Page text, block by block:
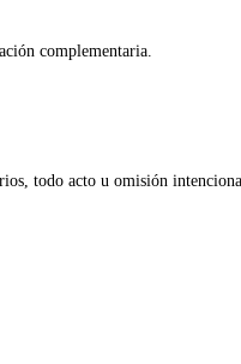
complementaria.
todo acto u omisión